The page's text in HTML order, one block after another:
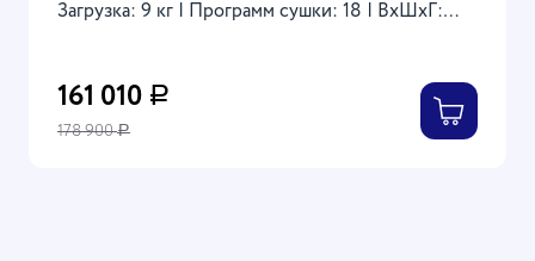
Загрузка: 9 кг | Программ сушки: 18 | ВхШхГ:
161 010 Р
178 900Р